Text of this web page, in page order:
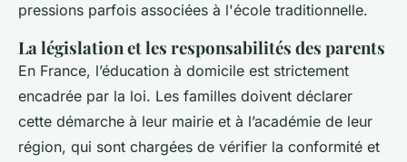
pressions parfois associées à l'école traditionnelle.
La législation et les responsabilités des parents
En France, l’éducation à domicile est strictement
encadrée par la loi. Les familles doivent déclarer
cette démarche à leur mairie et à l’académie de leur
région, qui sont chargées de vérifier la conformité et